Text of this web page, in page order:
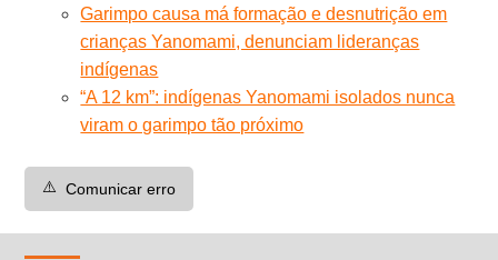
Garimpo causa má formação e desnutrição em
crianças Yanomami, denunciam lideranças
indígenas
“A 12 km”: indígenas Yanomami isolados nunca
viram o garimpo tão próximo
⚠️ Comunicar erro